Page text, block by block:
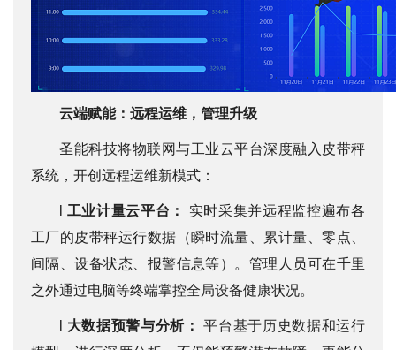
云端赋能：远程运维，管理升级
圣能科技将物联网与工业云平台深度融入皮带秤
系统，开创远程运维新模式：
工业计量云平台：
实时采集并远程监控遍布各
工厂的皮带秤运行数据（瞬时流量、累计量、零点、
间隔、设备状态、报警信息等）。管理人员可在千里
之外通过电脑等终端掌控全局设备健康状况。
大数据预警与分析：
平台基于历史数据和运行